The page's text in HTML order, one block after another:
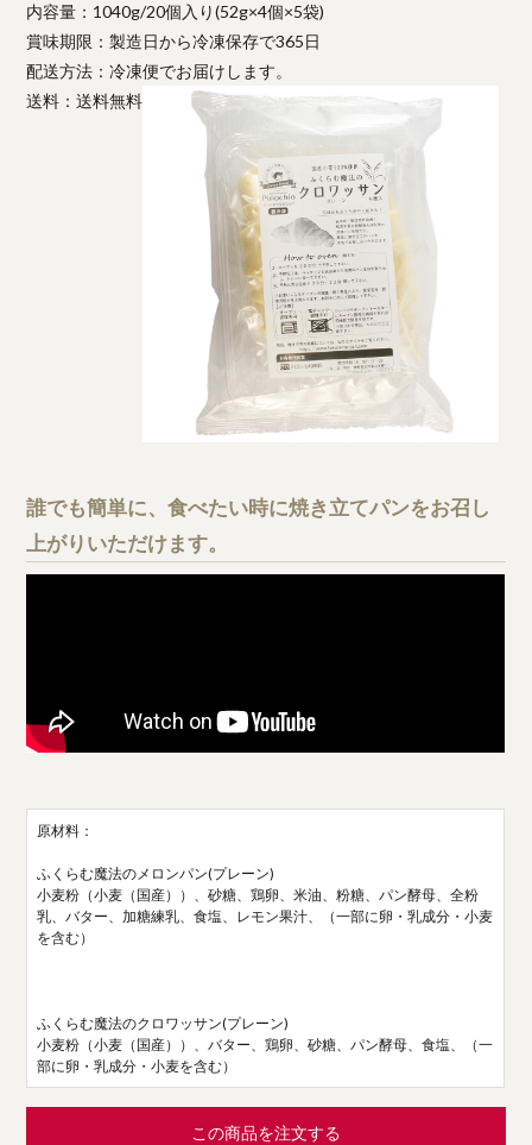
内容量：1040g/20個入り(52g×4個×5袋)
賞味期限：製造日から冷凍保存で365日
配送方法：冷凍便でお届けします。
送料：送料無料
誰でも簡単に、食べたい時に焼き立てパンをお召し
上がりいただけます。
原材料：
ふくらむ魔法のメロンパン(プレーン)
小麦粉（小麦（国産））、砂糖、鶏卵、米油、粉糖、パン酵母、全粉
乳、バター、加糖練乳、食塩、レモン果汁、（一部に卵・乳成分・小麦
を含む）
ふくらむ魔法のクロワッサン(プレーン)
小麦粉（小麦（国産））、バター、鶏卵、砂糖、パン酵母、食塩、（一
部に卵・乳成分・小麦を含む）
この商品を注文する